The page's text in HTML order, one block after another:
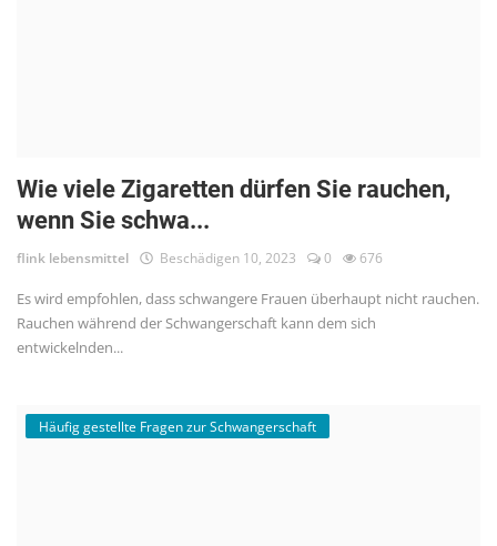
Wie viele Zigaretten dürfen Sie rauchen,
wenn Sie schwa...
flink lebensmittel Beschädigen 10, 2023 0 676
Es wird empfohlen, dass schwangere Frauen überhaupt nicht rauchen.
Rauchen während der Schwangerschaft kann dem sich
entwickelnden...
Häufig gestellte Fragen zur Schwangerschaft